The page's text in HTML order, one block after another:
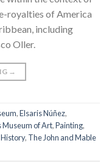
royalties of America
including
Oller.
→
,Elsaris Núñez,
Museum of Art,Painting,
, The John and Mable